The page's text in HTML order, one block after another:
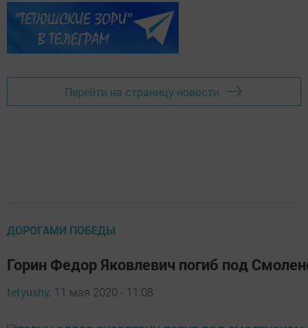
Перейти на страницу новости
ДОРОГАМИ ПОБЕДЫ
Горин Федор Яковлевич погиб под
tetyushy, 11 мая 2020 - 11:08